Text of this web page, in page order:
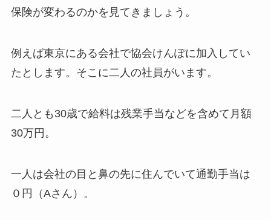
保険が変わるのかを見てきましょう。
例えば東京にある会社で協会けんぽに加入してい
たとします。そこに二人の社員がいます。
二人とも30歳で給料は残業手当などを含めて月額
30万円。
一人は会社の目と鼻の先に住んでいて通勤手当は
０円（Aさん）。